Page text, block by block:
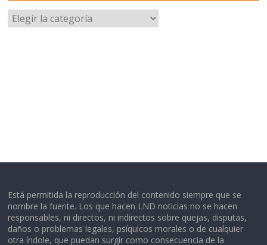
Categorías
Está permitida la reproducción del contenido siempre que se
nombre la fuente. Los que hacen LND noticias no se hacen
responsables, ni directos, ni indirectos sobre quejas, disputas,
daños o problemas legales, psíquicos morales o de cualquier
otra índole, que puedan surgir como consecuencia de la